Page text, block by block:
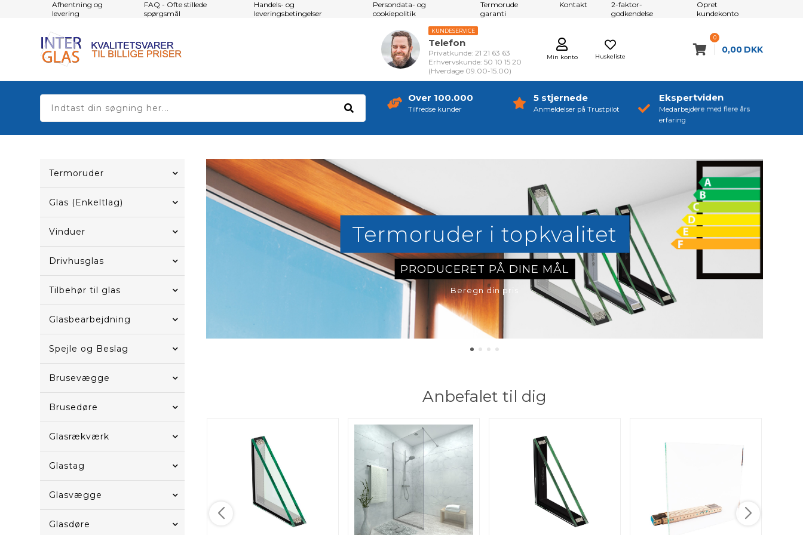
Afhentning og
levering
FAQ - Ofte stillede
spørgsmål
Handels- og
leveringsbetingelser
Persondata- og
cookiepolitik
Termorude
garanti
Kontakt
2-faktor-
godkendelse
Opret
kundekonto
Huskeliste
Min konto
KUNDESERVICE
Telefon
Privatkunde: 21 21 63 63
Erhvervskunde: 50 10 15 20
(Hverdage 09.00-15.00)
0
0,00 DKK
Over 100.000
Tilfredse kunder
5 stjernede
Anmeldelser på Trustpilot
Ekspertviden
Medarbejdere med flere års
erfaring
Termoruder
Glas (Enkeltlag)
Vinduer
Drivhusglas
Tilbehør til glas
Glasbearbejdning
Spejle og Beslag
Brusevægge
Brusedøre
Glasrækværk
Glastag
Glasvægge
Glasdøre
Termoruder i topkvalitet
PRODUCERET PÅ DINE MÅL
Beregn din pris
Anbefalet til dig